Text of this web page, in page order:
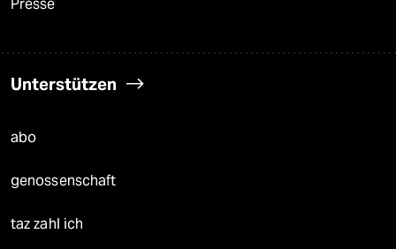
Presse
Unterstützen
abo
genossenschaft
taz zahl ich